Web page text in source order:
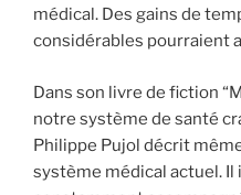
médical. Des gains de
considérables pourraient
Dans son livre de fiction
notre système de santé
Philippe Pujol décrit
système médical actuel. Il